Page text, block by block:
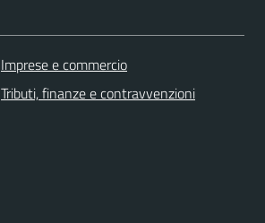
Imprese e commercio
Tributi, finanze e contravvenzioni